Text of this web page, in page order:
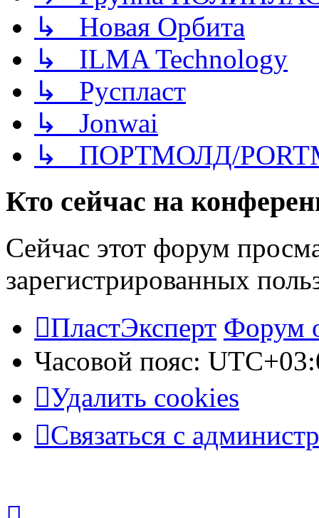
↳ Новая Орбита
↳ ILMA Technology
↳ Руспласт
↳ Jonwai
↳ ПОРТМОЛД/
Кто сейчас на
Сейчас этот форум
зарегистрированных
ПластЭксперт Форум
Часовой пояс:
Удалить cookies
Связаться с